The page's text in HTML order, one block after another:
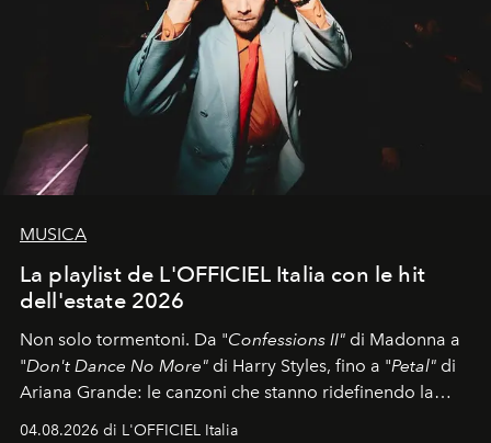
MUSICA
La playlist de L'OFFICIEL Italia con le hit
dell'estate 2026
Non solo tormentoni. Da "Confessions II" di Madonna a
"Don't Dance No More" di Harry Styles, fino a "Petal" di
Ariana Grande: le canzoni che stanno ridefinendo la
colonna sonora della stagione.
04.08.2026 di L'OFFICIEL Italia